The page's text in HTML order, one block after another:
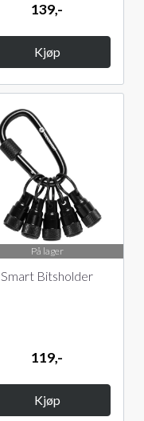
139,-
Kjøp
På lager
Smart Bitsholder
119,-
Kjøp